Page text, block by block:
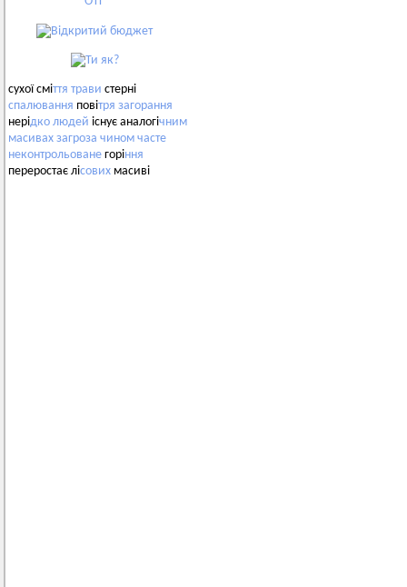
сухої сміття трави стерні
спалювання повітря загорання
нерідко людей існує аналогічним
масивах загроза чином часте
неконтрольоване горіння
переростає лісових масиві